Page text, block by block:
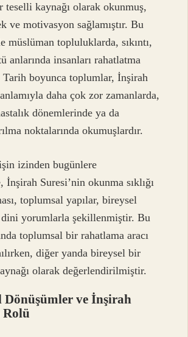
teselli kaynağı olarak okunmuş,
ve motivasyon sağlamıştır. Bu
müslüman topluluklarda, sıkıntı,
anlarında insanları rahatlatma
Tarih boyunca toplumlar, İnşirah
daha çok zor zamanlarda,
dönemlerinde ya da
noktalarında okumuşlardır.
izinden bugünlere
Suresi’nin okunma sıklığı
toplumsal yapılar, bireysel
yorumlarla şekillenmiştir. Bu
toplumsal bir rahatlama aracı
diğer yanda bireysel bir
olarak değerlendirilmiştir.
Dönüşümler ve İnşirah
Rolü